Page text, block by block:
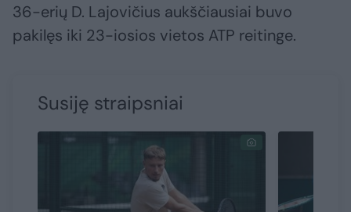
36-erių D. Lajovičius aukščiausiai buvo
pakilęs iki 23-iosios vietos ATP reitinge.
Susiję straipsniai